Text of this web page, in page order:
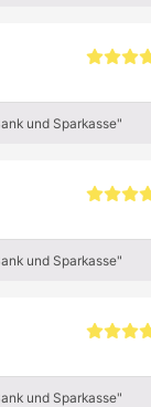
und Sparkasse"
und Sparkasse"
und Sparkasse"